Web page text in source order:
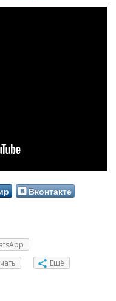
Вконтакте
Ещё